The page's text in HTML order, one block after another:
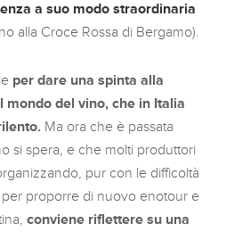
a suo modo straordinaria
alla Croce Rossa di Bergamo).
per dare una spinta alla
mondo del vino, che in Italia
Ma ora che è passata
si spera, e che molti produttori
pur con le difficoltà
proporre di nuovo enotour e
conviene riflettere su una